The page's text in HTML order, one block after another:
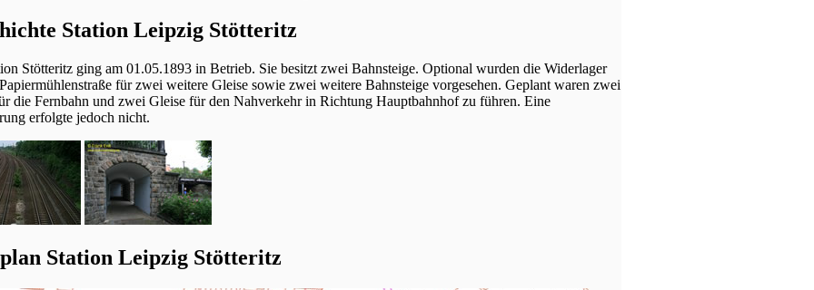
Station Leipzig Stötteritz
Stötteritz ging am 01.05.1893 in Betrieb. Sie besitzt zwei Bahnsteige. Optional wurden die Widerlager
für zwei weitere Gleise sowie zwei weitere Bahnsteige vorgesehen. Geplant waren zwei
die Fernbahn und zwei Gleise für den Nahverkehr in Richtung Hauptbahnhof zu führen. Eine
erfolgte jedoch nicht.
Station Leipzig Stötteritz